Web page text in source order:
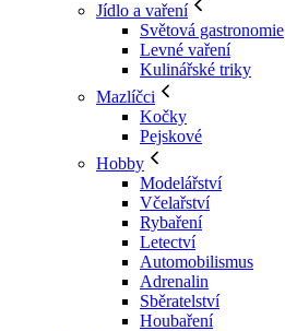
Jídlo a vaření
Světová gastronomie
Levné vaření
Kulinářské triky
Mazlíčci
Kočky
Pejskové
Hobby
Modelářství
Včelařství
Rybaření
Letectví
Automobilismus
Adrenalin
Sběratelství
Houbaření